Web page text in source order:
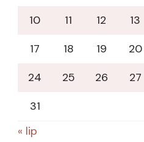
10
11 12 13
17
18 19 20
24
25 26 27
31
« lip